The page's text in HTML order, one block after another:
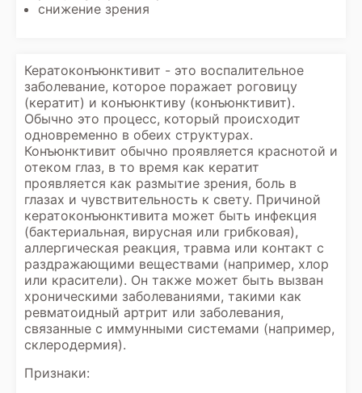
снижение зрения
Кератоконъюнктивит - это воспалительное
заболевание, которое поражает роговицу
(кератит) и конъюнктиву (конъюнктивит).
Обычно это процесс, который происходит
одновременно в обеих структурах.
Конъюнктивит обычно проявляется краснотой и
отеком глаз, в то время как кератит
проявляется как размытие зрения, боль в
глазах и чувствительность к свету. Причиной
кератоконъюнктивита может быть инфекция
(бактериальная, вирусная или грибковая),
аллергическая реакция, травма или контакт с
раздражающими веществами (например, хлор
или красители). Он также может быть вызван
хроническими заболеваниями, такими как
ревматоидный артрит или заболевания,
связанные с иммунными системами (например,
склеродермия).
Признаки: